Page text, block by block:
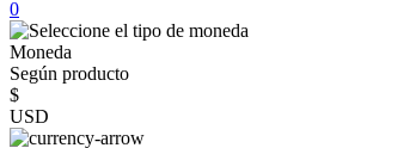
0
Moneda
Según producto
$
USD